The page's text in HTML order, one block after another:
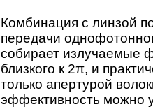
Комбинация с линзой
передачи
собирает излучаемые
близкого к 2π, и
только апертурой
эффективность можно